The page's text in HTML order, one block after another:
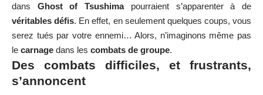
dans Ghost of Tsushimapourraient s’apparenter à de
véritables défis. En effet, en seulement quelques coups, vous
serez tués par votre ennemi… Alors, n’imaginons même pas
le carnage dans les combats de groupe.
Des combats difficiles, et frustrants,
s’annoncent